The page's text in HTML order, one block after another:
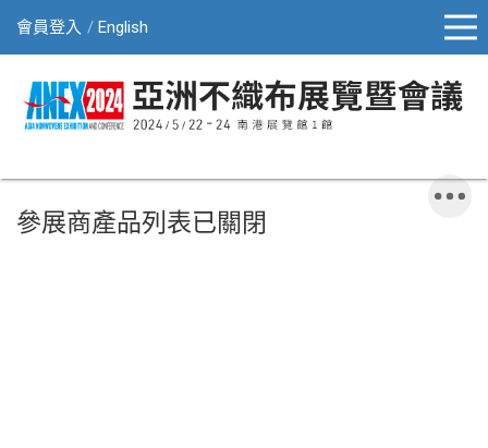
會員登入 English
參展商產品列表已關閉